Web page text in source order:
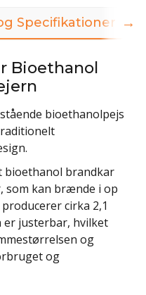
Specifikationer
Bioethanol
bioethanolpejs
bioethanol brandkar
som kan brænde i op
cirka 2,1
er justerbar, hvilket
og
og
→